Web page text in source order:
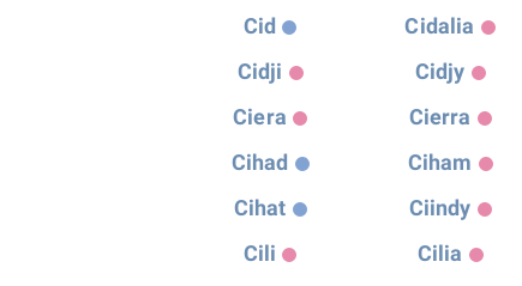
Cid
Cidalia
Cidji
Cidjy
Ciera
Cierra
Cihad
Ciham
Cihat
Ciindy
Cili
Cilia